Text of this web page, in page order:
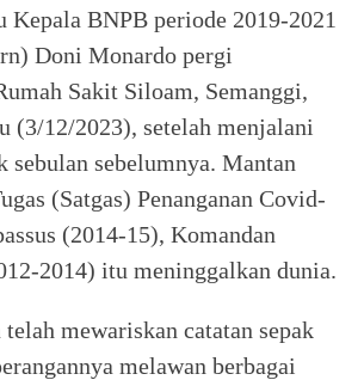
Kepala BNPB periode 2019-2021
Doni Monardo pergi
Sakit Siloam, Semanggi,
(3/12/2023), setelah menjalani
sebulan sebelumnya. Mantan
(Satgas) Penanganan Covid-
(2014-15), Komandan
2014) itu meninggalkan dunia.
mewariskan catatan sepak
melawan berbagai